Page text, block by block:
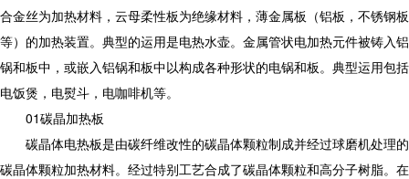
合金丝为加热材料，云母柔性板为绝缘材料，薄金属板（铝板，不锈钢板
等）的加热装置。典型的运用是电热水壶。金属管状电加热元件被铸入铝
锅和板中，或嵌入铝锅和板中以构成各种形状的电锅和板。典型运用包括
电饭煲，电熨斗，电咖啡机等。
01碳晶加热板
碳晶体电热板是由碳纤维改性的碳晶体颗粒制成并经过球磨机处理的
碳晶体颗粒加热材料。经过特别工艺合成了碳晶体颗粒和高分子树脂。在